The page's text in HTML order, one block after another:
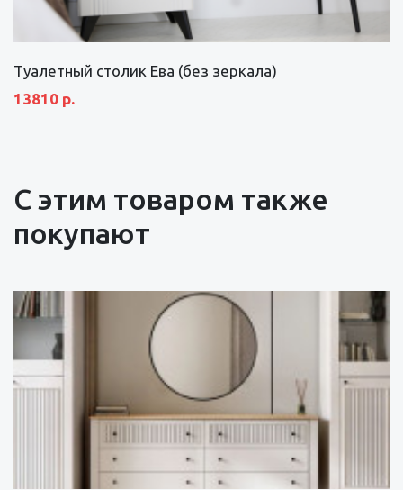
Туалетный столик Ева (без зеркала)
13810 р.
С этим товаром также
покупают